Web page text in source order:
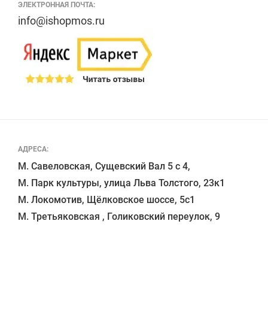
АДРЕСА:
М. Савеловская, Сущевский Вал 5 с 4,
М. Парк культуры, улица Льва Толстого, 23к1
М. Локомотив, Щёлковское шоссе, 5с1
ЭЛЕКТРОННАЯ ПОЧТА:
info@ishopmos.ru